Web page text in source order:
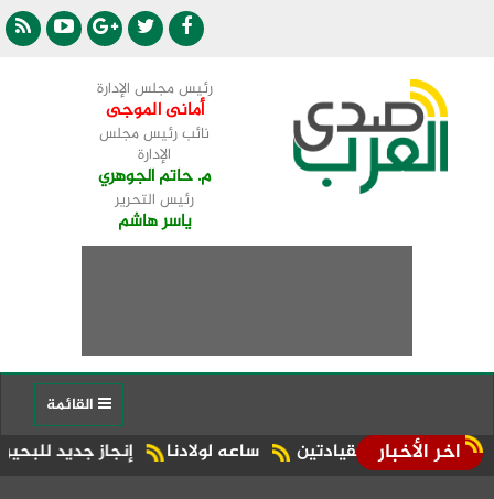
رئيس مجلس الإدارة
أمانى الموجى
نائب رئيس مجلس
الإدارة
م. حاتم الجوهري
رئيس التحرير
ياسر هاشم
اخر الأخبار إنجاز جديد للبحيرة.. شبراخيت وبدر ضمن أفضل 10 وحدات محلية ساعه لولادنا بين القيادتين